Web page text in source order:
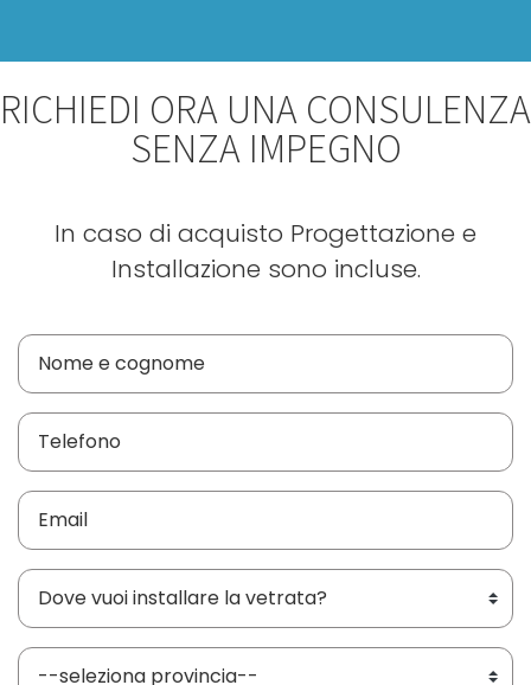
RICHIEDI ORA UNA CONSULENZA
SENZA IMPEGNO
In caso di acquisto Progettazione e
Installazione sono incluse.
Dove vuoi installare le vetrate?
Provincia